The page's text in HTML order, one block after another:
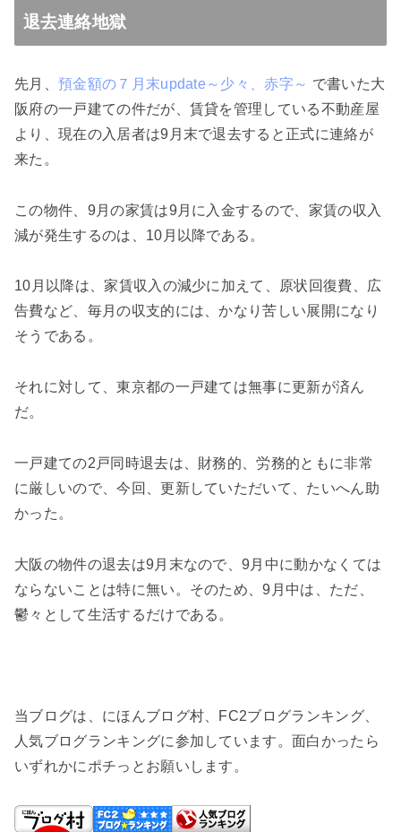
退去連絡地獄
先月、 預金額の７月末update～少々、赤字～ で書いた大
阪府の一戸建ての件だが、賃貸を管理している不動産屋
より、現在の入居者は9月末で退去すると正式に連絡が
来た。
この物件、9月の家賃は9月に入金するので、家賃の収入
減が発生するのは、10月以降である。
10月以降は、家賃収入の減少に加えて、原状回復費、広
告費など、毎月の収支的には、かなり苦しい展開になり
そうである。
それに対して、東京都の一戸建ては無事に更新が済ん
だ。
一戸建ての2戸同時退去は、財務的、労務的ともに非常
に厳しいので、今回、更新していただいて、たいへん助
かった。
大阪の物件の退去は9月末なので、9月中に動かなくては
ならないことは特に無い。そのため、9月中は、ただ、
鬱々として生活するだけである。
当ブログは、にほんブログ村、FC2ブログランキング、
人気ブログランキングに参加しています。面白かったら
いずれかにポチっとお願いします。